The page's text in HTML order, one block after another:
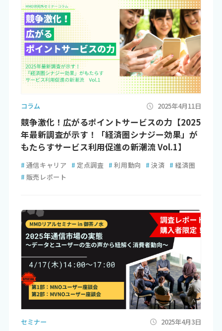
コラム 2025年4月11日
競争激化！広がるポイントサービスの力【2025
年最新調査が示す！「経済圏シナジー効果」が
もたらすサービス利用促進の新潮流 Vol.1】
# 通信キャリア # 定点調査 # 利用動向 # 決済 # 経済圏
# 販売レポート
セミナー 2025年4月3日